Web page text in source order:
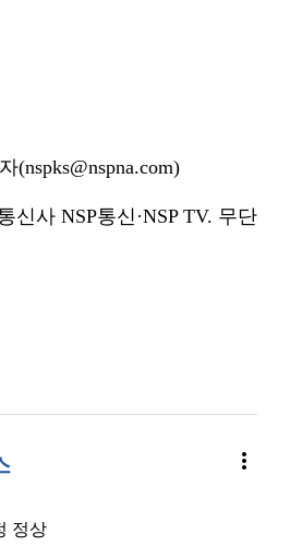
(nspks@nspna.com)
사 NSP통신·NSP TV. 무단
more_vert
정상